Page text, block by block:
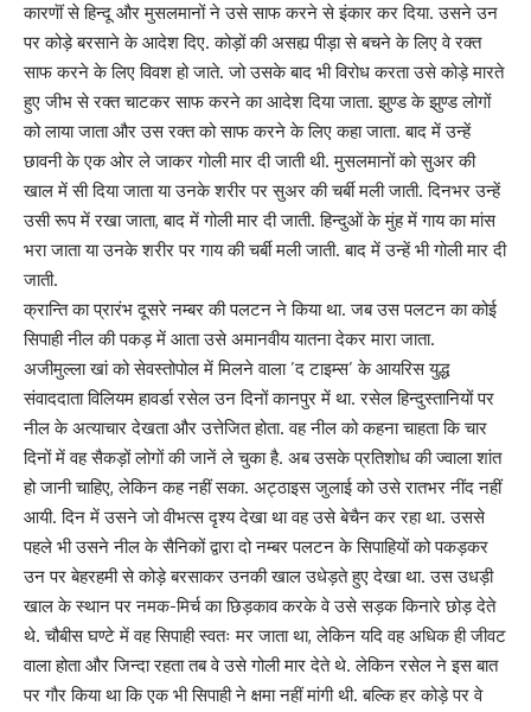
कारणॊं से हिन्दू और मुसलमानों ने उसे साफ करने से इंकार कर दिया. उसने उन
पर कोड़े बरसाने के आदेश दिए. कोड़ों की असह्य पीड़ा से बचने के लिए वे रक्त
साफ करने के लिए विवश हो जाते. जो उसके बाद भी विरोध करता उसे कोड़े मारते
हुए जीभ से रक्त चाटकर साफ करने का आदेश दिया जाता. झुण्ड के झुण्ड लोगों
को लाया जाता और उस रक्त को साफ करने के लिए कहा जाता. बाद में उन्हें
छावनी के एक ओर ले जाकर गोली मार दी जाती थी. मुसलमानों को सुअर की
खाल में सी दिया जाता या उनके शरीर पर सुअर की चर्बी मली जाती. दिनभर उन्हें
उसी रूप में रखा जाता, बाद में गोली मार दी जाती. हिन्दुओं के मुंह में गाय का मांस
भरा जाता या उनके शरीर पर गाय की चर्बी मली जाती. बाद में उन्हें भी गोली मार दी
जाती.
क्रान्ति का प्रारंभ दूसरे नम्बर की पलटन ने किया था. जब उस पलटन का कोई
सिपाही नील की पकड़ में आता उसे अमानवीय यातना देकर मारा जाता.
अजीमुल्ला खां को सेवस्तोपोल में मिलने वाला ’द टाइम्स’ के आयरिस युद्ध
संवाददाता विलियम हावर्डा रसेल उन दिनों कानपुर में था. रसेल हिन्दुस्तानियों पर
नील के अत्याचार देखता और उत्तेजित होता. वह नील को कहना चाहता कि चार
दिनों में वह सैकड़ों लोगों की जानें ले चुका है. अब उसके प्रतिशोध की ज्वाला शांत
हो जानी चाहिए, लेकिन कह नहीं सका. अट्ठाइस जुलाई को उसे रातभर नींद नहीं
आयी. दिन में उसने जो वीभत्स दृश्य देखा था वह उसे बेचैन कर रहा था. उससे
पहले भी उसने नील के सैनिकों द्वारा दो नम्बर पलटन के सिपाहियों को पकड़कर
उन पर बेहरहमी से कोड़े बरसाकर उनकी खाल उधेड़ते हुए देखा था. उस उधड़ी
खाल के स्थान पर नमक-मिर्च का छिड़काव करके वे उसे सड़क किनारे छोड़ देते
थे. चौबीस घण्टे में वह सिपाही स्वतः मर जाता था, लेकिन यदि वह अधिक ही जीवट
वाला होता और जिन्दा रहता तब वे उसे गोली मार देते थे. लेकिन रसेल ने इस बात
पर गौर किया था कि एक भी सिपाही ने क्षमा नहीं मांगी थी. बल्कि हर कोड़े पर वे